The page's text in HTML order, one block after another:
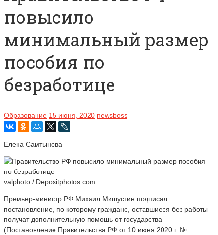
повысило
минимальный размер
пособия по
безработице
Образование 15 июня, 2020 newsboss
Елена Самтынова
valphoto / Depositphotos.com
Премьер-министр РФ Михаил Мишустин подписал
постановление, по которому граждане, оставшиеся без работы
получат дополнительную помощь от государства
(Постановление Правительства РФ от 10 июня 2020 г. №